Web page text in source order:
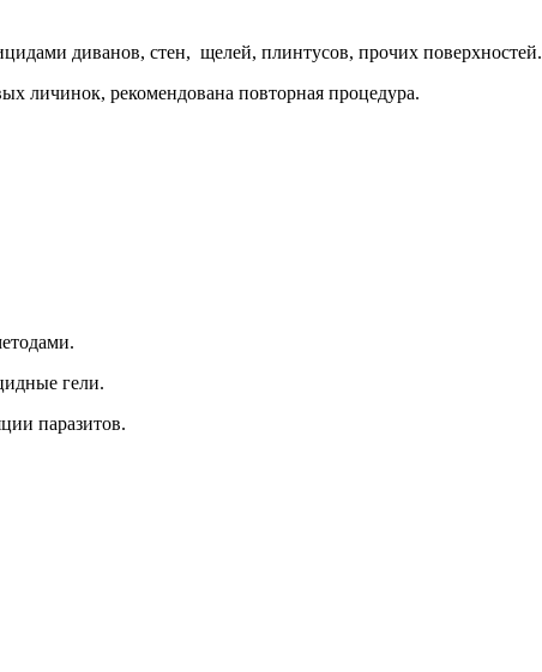
диванов, стен, щелей, плинтусов, прочих поверхностей.
личинок, рекомендована повторная процедура.
гели.
паразитов.